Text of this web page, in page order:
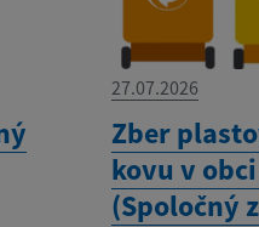
27.07.2026
Zber
kovu v
(Spoločný